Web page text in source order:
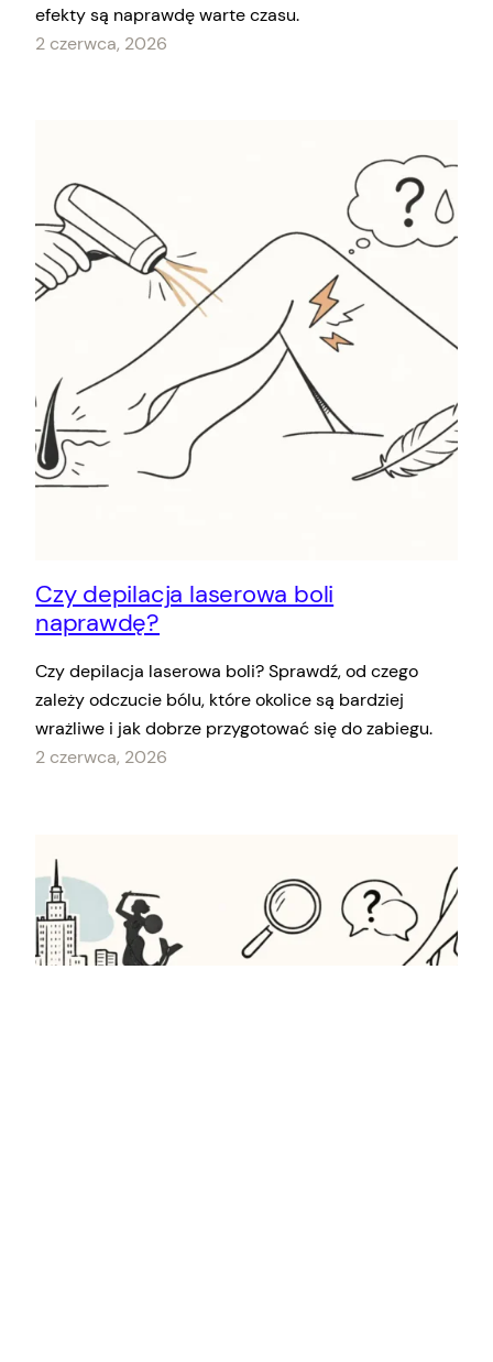
efekty są naprawdę warte czasu.
2 czerwca, 2026
Czy depilacja laserowa boli
naprawdę?
Czy depilacja laserowa boli? Sprawdź, od czego
zależy odczucie bólu, które okolice są bardziej
wrażliwe i jak dobrze przygotować się do zabiegu.
2 czerwca, 2026